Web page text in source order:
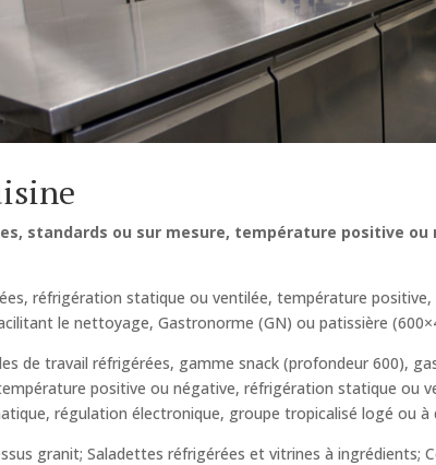
standards ou sur mesure, température positive
réfrigération statique ou ventilée, température
le nettoyage, Gastronorme (GN) ou patissière
de travail réfrigérées, gamme snack (profondeur 600),
positive ou négative, réfrigération statique ou
régulation électronique, groupe tropicalisé logé ou à
granit; Saladettes réfrigérées et vitrines à